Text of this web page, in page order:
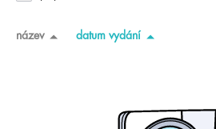
název datum vydání